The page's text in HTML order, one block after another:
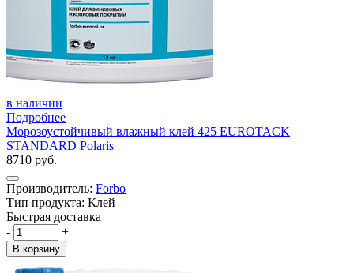
в наличии
Подробнее
Морозоустойчивый влажный клей 425 EUROTACK
STANDARD Polaris
8710 руб.
Производитель: Forbo
Тип продукта: Клей
Быстрая доставка
-
+
В корзину